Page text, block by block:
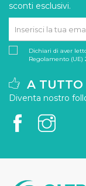
sconti esclusivi.
Dichiari di aver
Regolamento (UE)
A TUTTO
Diventa nostro